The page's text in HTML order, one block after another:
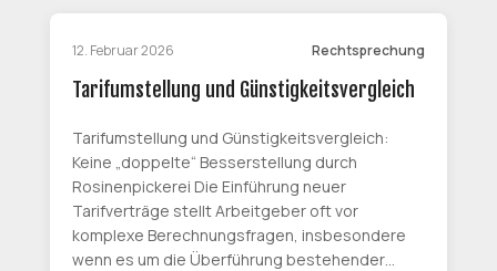
12. Februar 2026 Rechtsprechung
Tarifumstellung und Günstigkeitsvergleich
Tarifumstellung und Günstigkeitsvergleich:
Keine „doppelte“ Besserstellung durch
Rosinenpickerei Die Einführung neuer
Tarifverträge stellt Arbeitgeber oft vor
komplexe Berechnungsfragen, insbesondere
wenn es um die Überführung bestehender…